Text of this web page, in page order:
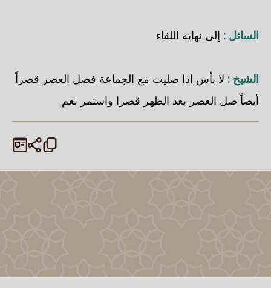
السائل : إلى نهاية اللقاء
الشيخ : لا بأس إذا صليت مع الجماعة فصل العصر قصراً
أيضاً صل العصر بعد الظهر قصرا واستمر نعم